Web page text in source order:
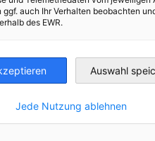
σας σε 30
να πουλάτε τα
and Industry
and Industry
ggf. auch Ihr Verhalten beobachten
des EWR.
Auswahl
Jede Nutzung ablehnen